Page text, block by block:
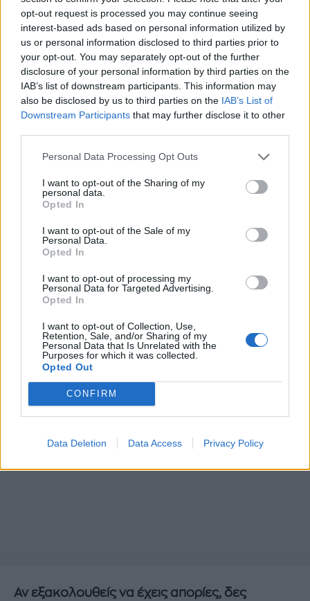
opt-out request is processed you may continue seeing
interest-based ads based on personal information utilized by
us or personal information disclosed to third parties prior to
your opt-out. You may separately opt-out of the further
disclosure of your personal information by third parties on the
IAB’s list of downstream participants. This information may
also be disclosed by us to third parties on the IAB’s List of
Downstream Participants that may further disclose it to other
Personal Data Processing Opt Outs
I want to opt-out of the Sharing of my
personal data.
Opted In
I want to opt-out of the Sale of my
Personal Data.
Opted In
I want to opt-out of processing my
Personal Data for Targeted Advertising.
Opted In
I want to opt-out of Collection, Use,
Retention, Sale, and/or Sharing of my
Personal Data that Is Unrelated with the
Purposes for which it was collected.
Opted Out
CONFIRM
Data Deletion Data Access Privacy Policy
Αν εξακολουθείς να έχεις απορίες, δες